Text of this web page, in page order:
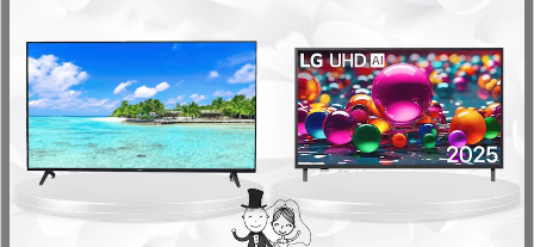
KENT 50х60x85см керамик плитка VG5055XXVG